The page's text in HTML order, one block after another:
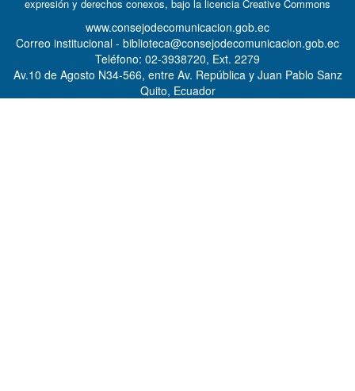
expresión y derechos conexos, bajo la licencia Creative Commons
www.consejodecomunicacion.gob.ec
Correo institucional - biblioteca@consejodecomunicacion.gob.ec
Teléfono: 02-3938720, Ext. 2279
Av.10 de Agosto N34-566, entre Av. República y Juan Pablo Sanz
Quito, Ecuador